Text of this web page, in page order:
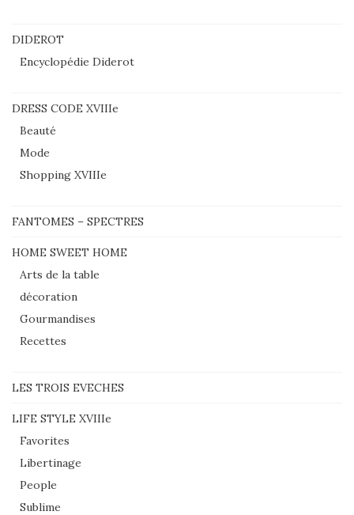
DIDEROT
Encyclopédie Diderot
DRESS CODE XVIIIe
Beauté
Mode
Shopping XVIIIe
FANTOMES – SPECTRES
HOME SWEET HOME
Arts de la table
décoration
Gourmandises
Recettes
LES TROIS EVECHES
LIFE STYLE XVIIIe
Favorites
Libertinage
People
Sublime